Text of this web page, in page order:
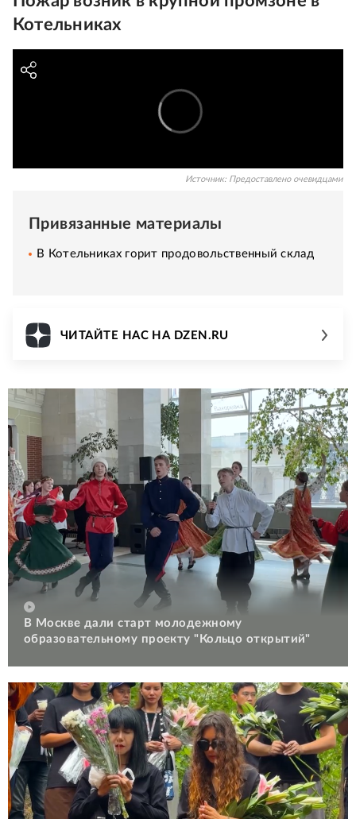
Котельниках
Источник: Предоставлено очевидцами
Привязанные материалы
В Котельниках горит продовольственный склад
ЧИТАЙТЕ НАС НА DZEN.RU
В Москве дали старт молодежному
образовательному проекту "Кольцо открытий"